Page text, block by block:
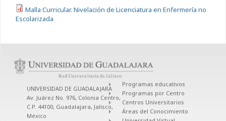
Malla Curricular. Nivelación de Licenciatura en Enfermería no
Escolarizada
UNIVERSIDAD DE GUADALAJARA
Av. Juárez No. 976, Colonia Centro,
C.P. 44100, Guadalajara, Jalisco,
México
Programas educativos
Programas por Centro
Centros Universitarios
Áreas del Conocimiento